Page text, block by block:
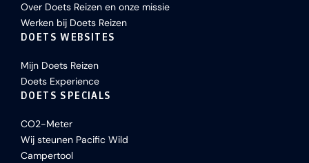
Over Doets Reizen en onze missie
Werken bij Doets Reizen
DOETS WEBSITES
Mijn Doets Reizen
Doets Experience
DOETS SPECIALS
CO2-Meter
Wij steunen Pacific Wild
Campertool